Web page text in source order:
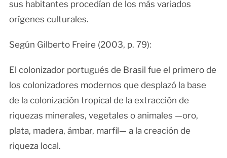
sus habitantes procedían de los más variados
orígenes culturales.
Según Gilberto Freire (2003, p. 79):
El colonizador portugués de Brasil fue el primero de
los colonizadores modernos que desplazó la base
de la colonización tropical de la extracción de
riquezas minerales, vegetales o animales —oro,
plata, madera, ámbar, marfil— a la creación de
riqueza local.